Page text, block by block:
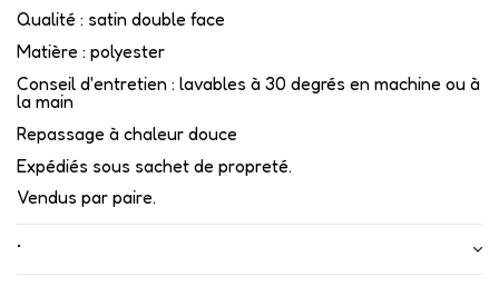
Qualité : satin double face
Matière : polyester
Conseil d'entretien : lavables à 30 degrés en machine ou à
la main
Repassage à chaleur douce
Expédiés sous sachet de propreté.
Vendus par paire.
•